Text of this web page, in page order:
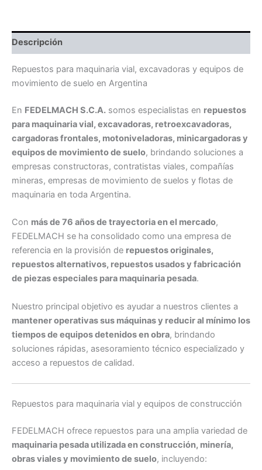
Descripción
Repuestos para maquinaria vial, excavadoras y equipos de
movimiento de suelo en Argentina
En FEDELMACH S.C.A. somos especialistas en repuestos
para maquinaria vial, excavadoras, retroexcavadoras,
cargadoras frontales, motoniveladoras, minicargadoras y
equipos de movimiento de suelo, brindando soluciones a
empresas constructoras, contratistas viales, compañías
mineras, empresas de movimiento de suelos y flotas de
maquinaria en toda Argentina.
Con más de 76 años de trayectoria en el mercado,
FEDELMACH se ha consolidado como una empresa de
referencia en la provisión de repuestos originales,
repuestos alternativos, repuestos usados y fabricación
de piezas especiales para maquinaria pesada.
Nuestro principal objetivo es ayudar a nuestros clientes a
mantener operativas sus máquinas y reducir al mínimo los
tiempos de equipos detenidos en obra, brindando
soluciones rápidas, asesoramiento técnico especializado y
acceso a repuestos de calidad.
Repuestos para maquinaria vial y equipos de construcción
FEDELMACH ofrece repuestos para una amplia variedad de
maquinaria pesada utilizada en construcción, minería,
obras viales y movimiento de suelo, incluyendo: